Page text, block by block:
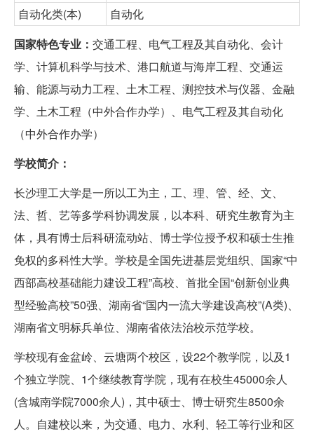
自动化类(本)
自动化
国家特色专业： 交通工程、电气工程及其自动化、会计
学、计算机科学与技术、港口航道与海岸工程、交通运
输、能源与动力工程、土木工程、测控技术与仪器、金融
学、土木工程（中外合作办学）、电气工程及其自动化
（中外合作办学）
学校简介：
长沙理工大学是一所以工为主，工、理、管、经、文、
法、哲、艺等多学科协调发展，以本科、研究生教育为主
体，具有博士后科研流动站、博士学位授予权和硕士生推
免权的多科性大学。学校是全国先进基层党组织、国家“中
西部高校基础能力建设工程”高校、首批全国“创新创业典
型经验高校”50强、湖南省“国内一流大学建设高校”(A类)、
湖南省文明标兵单位、湖南省依法治校示范学校。
学校现有金盆岭、云塘两个校区，设22个教学院，以及1
个独立学院、1个继续教育学院，现有在校生45000余人
(含城南学院7000余人)，其中硕士、博士研究生8500余
人。自建校以来，为交通、电力、水利、轻工等行业和区